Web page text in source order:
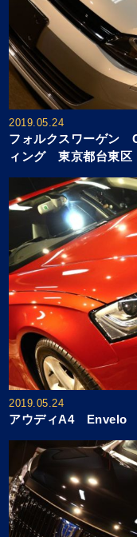
2019.05.24
フォルクスワーゲン
ィング 東京都台東区
2019.05.24
アウディA4 Envelo